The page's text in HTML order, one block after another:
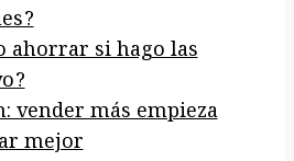
ahorrar si hago las
vender más empieza
mejor